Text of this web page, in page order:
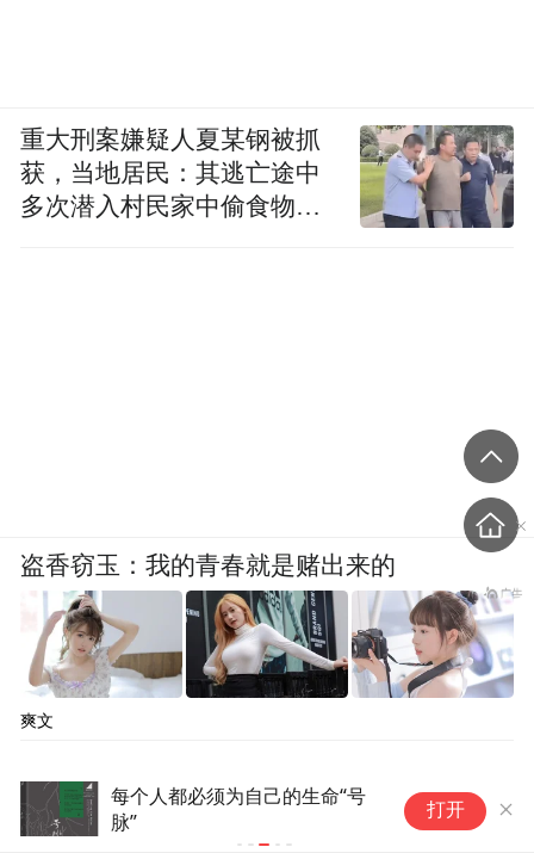
每个人都必须为自己的生命“号
脉”
打开
重大刑案嫌疑人夏某钢被抓
获，当地居民：其逃亡途中
多次潜入村民家中偷食物被
盗香窃玉：我的青春就是赌出来的
爽文